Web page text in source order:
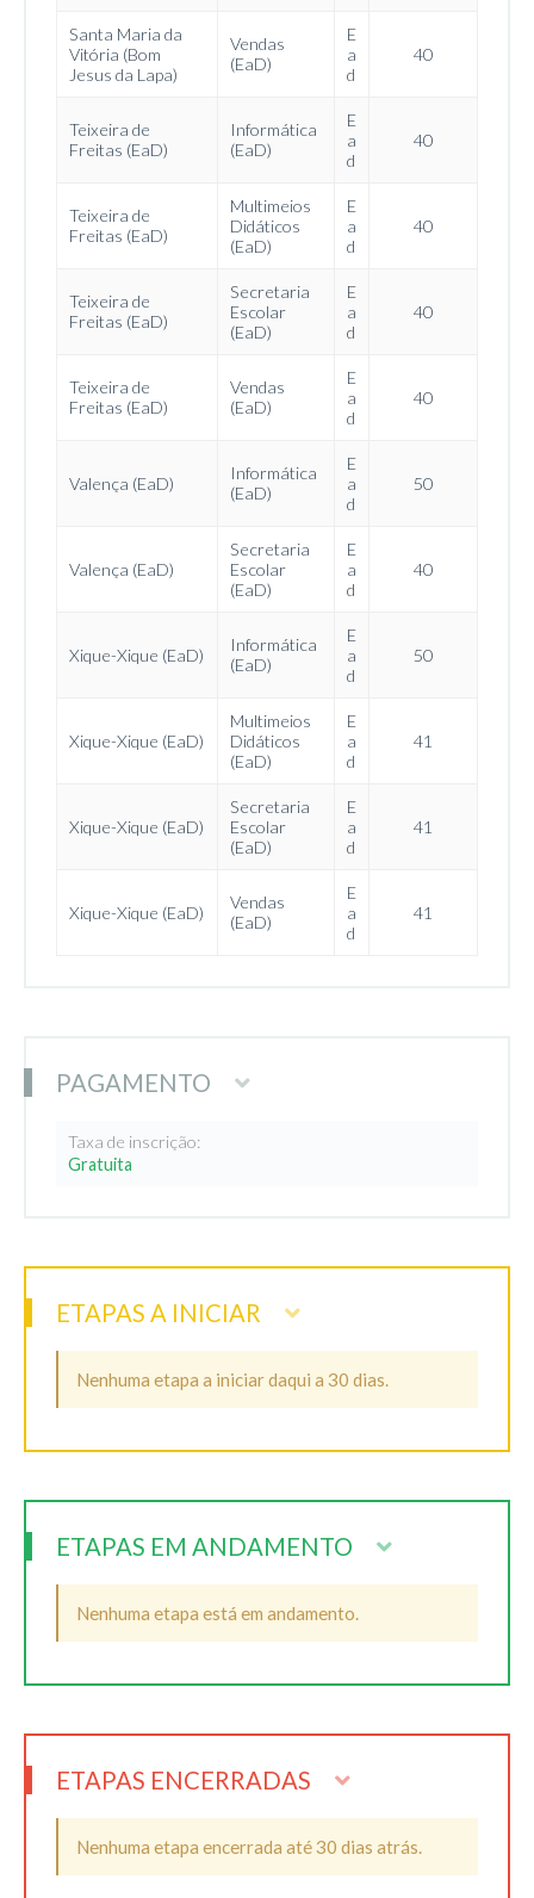
Santa Maria da
Vitória (Bom
Jesus da Lapa)
Vendas
(EaD)
E
a
d
40
Teixeira de
Freitas (EaD)
Informática
(EaD)
E
a
d
40
Teixeira de
Freitas (EaD)
Multimeios
Didáticos
(EaD)
E
a
d
40
Teixeira de
Freitas (EaD)
Secretaria
Escolar
(EaD)
E
a
d
40
Teixeira de
Freitas (EaD)
Vendas
(EaD)
E
a
d
40
Valença (EaD)
Informática
(EaD)
E
a
d
50
Valença (EaD)
Secretaria
Escolar
(EaD)
E
a
d
40
Xique-Xique (EaD)
Informática
(EaD)
E
a
d
50
Xique-Xique (EaD)
Multimeios
Didáticos
(EaD)
E
a
d
41
Xique-Xique (EaD)
Secretaria
Escolar
(EaD)
E
a
d
41
Xique-Xique (EaD)
Vendas
(EaD)
E
a
d
41
PAGAMENTO
Taxa de inscrição:
Gratuita
ETAPAS A INICIAR
Nenhuma etapa a iniciar daqui a 30 dias.
ETAPAS EM ANDAMENTO
Nenhuma etapa está em andamento.
ETAPAS ENCERRADAS
Nenhuma etapa encerrada até 30 dias atrás.